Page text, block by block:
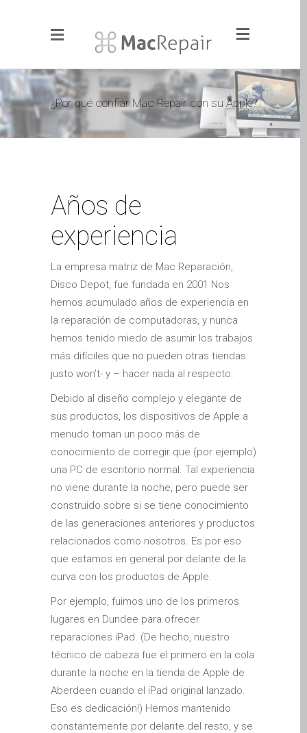
Menu
Click to Get It Fixed Now
Pages
About Us
Dundee- Screen, Battery,
Apple iPod Repair Dundee
Apple Mac macOS & OS X
Repairs
Apple Mac Mini Repairs
and Upgrades in Dundee
Apple Mac Pro Repair
Dundee – Mac Pro Server
– Upgrades
Apple Mac, iPhone, iPad &
other repairs and
upgrades in Dundee-
Angus, Tayside and North
Fife
Apple MacBook Chargers
Dundee – Power Supplies
Battery Replacement for
iPhone and iPad in Dundee
Contact Us
Customer Testimonial
de (Deutsch)
Apple iPad Tablet-
Reparatur
¿Por qué confiar Mac Repair con su Apple?
Años de
experiencia
La empresa matriz de Mac Reparación,
Disco Depot, fue fundada en 2001 Nos
hemos acumulado años de experiencia en
la reparación de computadoras, y nunca
hemos tenido miedo de asumir los trabajos
más difíciles que no pueden otras tiendas
justo won’t- y – hacer nada al respecto.
Debido al diseño complejo y elegante de
sus productos, los dispositivos de Apple a
menudo toman un poco más de
conocimiento de corregir que (por ejemplo)
una PC de escritorio normal. Tal experiencia
no viene durante la noche, pero puede ser
construido sobre si se tiene conocimiento
de las generaciones anteriores y productos
relacionados como nosotros. Es por eso
que estamos en general por delante de la
curva con los productos de Apple.
Por ejemplo, fuimos uno de los primeros
lugares en Dundee para ofrecer
reparaciones iPad. (De hecho, nuestro
técnico de cabeza fue el primero en la cola
durante la noche en la tienda de Apple de
Aberdeen cuando el iPad original lanzado.
Eso es dedicación!) Hemos mantenido
constantemente por delante del resto, y se